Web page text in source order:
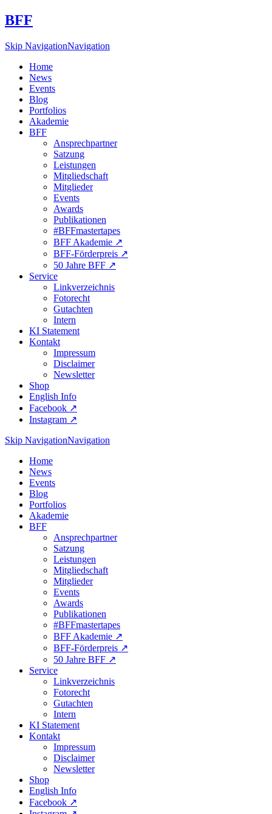
BFF
Skip NavigationNavigation
Home
News
Events
Blog
Portfolios
Akademie
BFF
Ansprechpartner
Satzung
Leistungen
Mitgliedschaft
Mitglieder
Events
Awards
Publikationen
#BFFmastertapes
BFF Akademie ↗︎
BFF-Förderpreis ↗︎
50 Jahre BFF ↗︎
Service
Linkverzeichnis
Fotorecht
Gutachten
Intern
KI Statement
Kontakt
Impressum
Disclaimer
Newsletter
Shop
English Info
Facebook ↗︎
Instagram ↗︎
Skip NavigationNavigation
Home
News
Events
Blog
Portfolios
Akademie
BFF
Ansprechpartner
Satzung
Leistungen
Mitgliedschaft
Mitglieder
Events
Awards
Publikationen
#BFFmastertapes
BFF Akademie ↗︎
BFF-Förderpreis ↗︎
50 Jahre BFF ↗︎
Service
Linkverzeichnis
Fotorecht
Gutachten
Intern
KI Statement
Kontakt
Impressum
Disclaimer
Newsletter
Shop
English Info
Facebook ↗︎